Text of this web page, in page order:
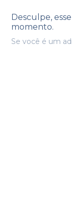
Desculpe,
momento.
Se você é um